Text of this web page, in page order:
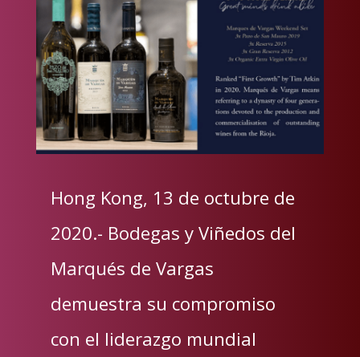
Hong Kong, 13 de octubre de
2020.- Bodegas y Viñedos del
Marqués de Vargas
demuestra su compromiso
con el liderazgo mundial